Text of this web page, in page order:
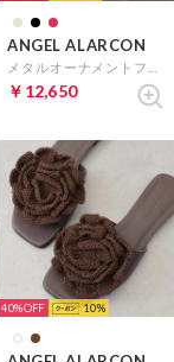
ANGEL ALARCON
￥12,650
40% 10